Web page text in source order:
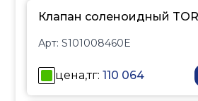
Клапан соленоидный
Арт:S101008460E
цена,тг:110 064